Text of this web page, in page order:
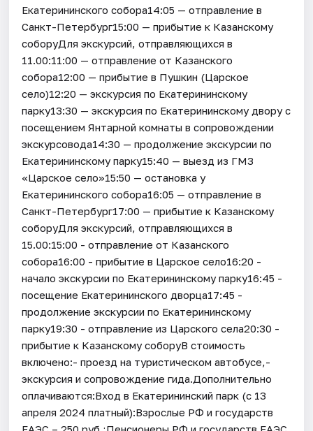
Екатерининского собора14:05 — отправление в
Санкт-Петербург15:00 — прибытие к Казанскому
соборуДля экскурсий, отправляющихся в
11.00:11:00 — отправление от Казанского
собора12:00 — прибытие в Пушкин (Царское
село)12:20 — экскурсия по Екатерининскому
парку13:30 — экскурсия по Екатерининскому двору с
посещением Янтарной комнаты в сопровождении
экскурсовода14:30 — продолжение экскурсии по
Екатерининскому парку15:40 — выезд из ГМЗ
«Царское село»15:50 — остановка у
Екатерининского собора16:05 — отправление в
Санкт-Петербург17:00 — прибытие к Казанскому
соборуДля экскурсий, отправляющихся в
15.00:15:00 - отправление от Казанского
собора16:00 - прибытие в Царское село16:20 -
начало экскурсии по Екатерининскому парку16:45 -
посещение Екатерининского дворца17:45 -
продолжение экскурсии по Екатерининскому
парку19:30 - отправление из Царского села20:30 -
прибытие к Казанскому соборуВ стоимость
включено:- проезд на туристическом автобусе,-
экскурсия и сопровождение гида.Дополнительно
оплачиваются:Вход в Екатерининский парк (с 13
апреля 2024 платный):Взрослые РФ и государств